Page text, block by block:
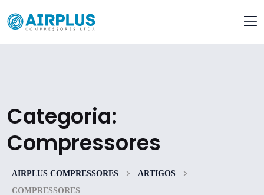
Categoria:
Compressores
AIRPLUS COMPRESSORES > ARTIGOS >
COMPRESSORES